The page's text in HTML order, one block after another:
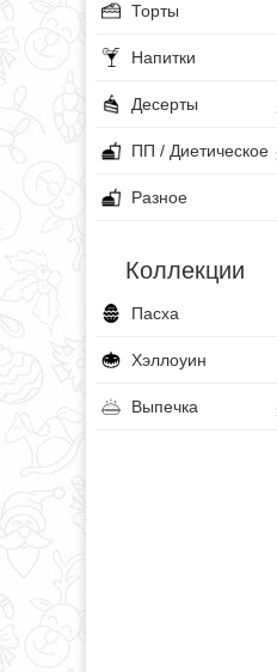
Торты
Напитки
Десерты
ПП / Диетическое
Разное
Коллекции
Пасха
Хэллоуин
Выпечка